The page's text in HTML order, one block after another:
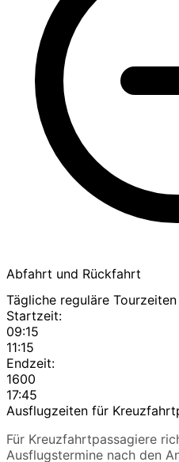
Abfahrt und Rückfahrt
Tägliche reguläre Tourzeiten
Startzeit:
09:15
11:15
Endzeit:
1600
17:45
Ausflugzeiten für
Für Kreuzfahrtpassagiere
Ausflugstermine nach den